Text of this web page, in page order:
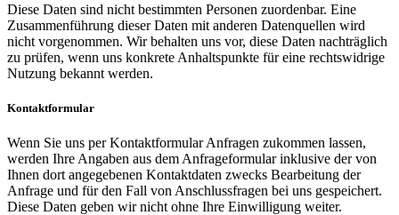
Diese Daten sind nicht bestimmten Personen zuordenbar. Eine
Zusammenführung dieser Daten mit anderen Datenquellen wird
nicht vorgenommen. Wir behalten uns vor, diese Daten nachträglich
zu prüfen, wenn uns konkrete Anhaltspunkte für eine rechtswidrige
Nutzung bekannt werden.
Kontaktformular
Wenn Sie uns per Kontaktformular Anfragen zukommen lassen,
werden Ihre Angaben aus dem Anfrageformular inklusive der von
Ihnen dort angegebenen Kontaktdaten zwecks Bearbeitung der
Anfrage und für den Fall von Anschlussfragen bei uns gespeichert.
Diese Daten geben wir nicht ohne Ihre Einwilligung weiter.